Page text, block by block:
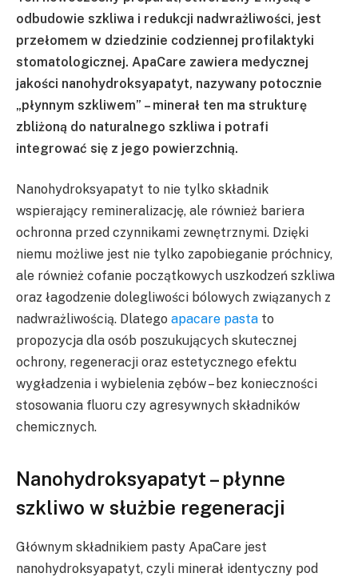
odbudowie szkliwa i redukcji nadwrażliwości, jest
przełomem w dziedzinie codziennej profilaktyki
stomatologicznej. ApaCare zawiera medycznej
jakości nanohydroksyapatyt, nazywany potocznie
„płynnym szkliwem” – minerał ten ma strukturę
zbliżoną do naturalnego szkliwa i potrafi
integrować się z jego powierzchnią.
Nanohydroksyapatyt to nie tylko składnik
wspierający remineralizację, ale również bariera
ochronna przed czynnikami zewnętrznymi. Dzięki
niemu możliwe jest nie tylko zapobieganie próchnicy,
ale również cofanie początkowych uszkodzeń szkliwa
oraz łagodzenie dolegliwości bólowych związanych z
nadwrażliwością. Dlatego apacare pasta to
propozycja dla osób poszukujących skutecznej
ochrony, regeneracji oraz estetycznego efektu
wygładzenia i wybielenia zębów – bez konieczności
stosowania fluoru czy agresywnych składników
chemicznych.
Nanohydroksyapatyt – płynne
szkliwo w służbie regeneracji
Głównym składnikiem pasty ApaCare jest
nanohydroksyapatyt, czyli minerał identyczny pod